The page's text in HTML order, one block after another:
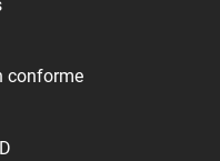
conforme